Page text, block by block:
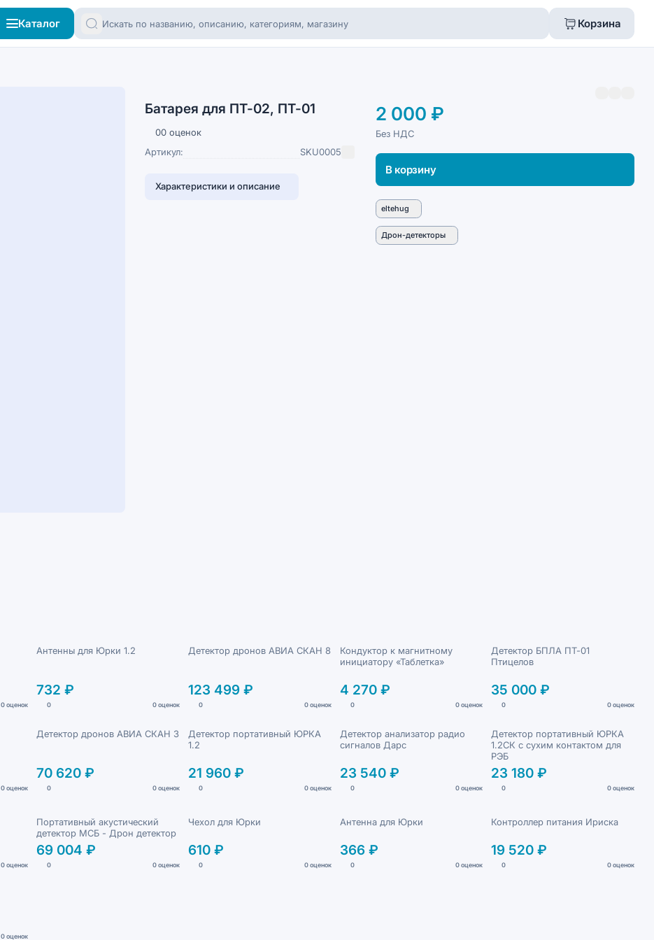
Каталог Корзина
Батарея для ПТ-02, ПТ-01
00 оценок
Артикул:
SKU0005
Характеристики и описание
2 000 ₽
Без НДС
В корзину
eltehug
Дрон-детекторы
0 оценок
Антенны для Юрки 1.2
732 ₽
0 0 оценок
Детектор дронов АВИА СКАН 8
123 499 ₽
0 0 оценок
Кондуктор к магнитному
инициатору «Таблетка»
4 270 ₽
0 0 оценок
Детектор БПЛА ПТ-01
Птицелов
35 000 ₽
0 0 оценок
0 оценок
Детектор дронов АВИА СКАН 3
70 620 ₽
0 0 оценок
Детектор портативный ЮРКА
1.2
21 960 ₽
0 0 оценок
Детектор анализатор радио
сигналов Дарс
23 540 ₽
0 0 оценок
Детектор портативный ЮРКА
1.2СК с сухим контактом для
РЭБ
23 180 ₽
0 0 оценок
0 оценок
Портативный акустический
детектор МСБ - Дрон детектор
69 004 ₽
0 0 оценок
Чехол для Юрки
610 ₽
0 0 оценок
Антенна для Юрки
366 ₽
0 0 оценок
Контроллер питания Ириска
19 520 ₽
0 0 оценок
0 оценок